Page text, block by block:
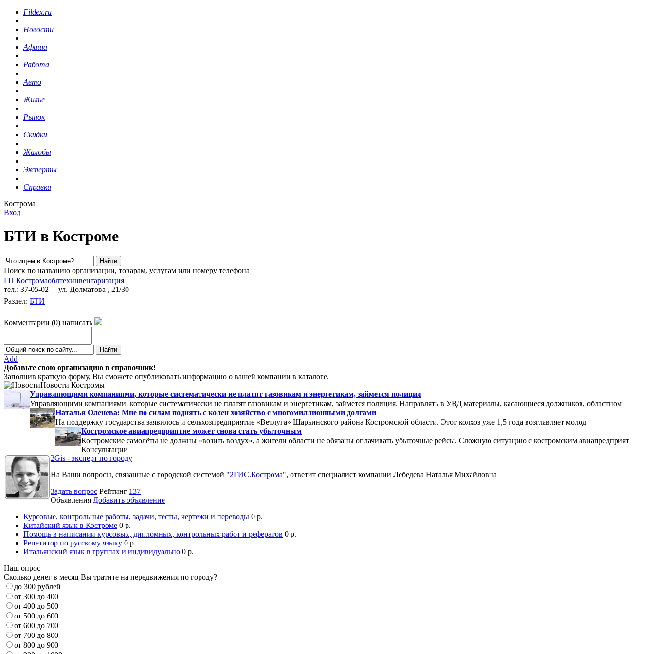
Fildex.ru
Новости
Афиша
Работа
Авто
Жилье
Рынок
Скидки
Жалобы
Эксперты
Справки
Кострома
Вход
БТИ в Костроме
Поиск по названию организации, товарам, услугам или номеру телефона
ГП Костромаоблтехинвентаризация
тел.: 37-05-02
ул. Долматова , 21/30
Раздел: БТИ
Комментарии (0) написать
Add
Добавьте свою организацию в справочник!
Заполнив краткую форму, Вы сможете опубликовать информацию о вашей компании в каталоге.
Новости Костромы
Управляющими компаниями, которые систематически не платят газовикам и энергетикам, займется полиция
Управляющими компаниями, которые систематически не платят газовикам и энергетикам, займется полиция. Направлять в УВД материалы, касающиеся должников, областном
Наталья Оленева: Мне по силам поднять с колен хозяйство с многомиллионными долгами
На поддержку государства заявилось и сельхозпредприятие «Ветлуга» Шарьинского района Костромской области. Этот колхоз уже 1,5 года возглавляет молод
Костромское авиапредприятие может снова стать убыточным
Костромские самолёты не должны «возить воздух», а жители области не обязаны оплачивать убыточные рейсы. Сложную ситуацию с костромским авиапредприят
Консультации
2Gis - эксперт по городу
На Ваши вопросы, связанные с городской системой "2ГИС.Кострома", ответит специалист компании Лебедева Наталья Михайловна
Задать вопрос Рейтинг 137
Объявления Добавить объявление
Курсовые, контрольные работы, задачи, тесты, чертежи и переводы 0 р.
Китайский язык в Костроме 0 р.
Помощь в написании курсовых, дипломных, контрольных работ и рефератов 0 р.
Репетитор по русскому языку 0 р.
Итальянский язык в группах и индивидуально 0 р.
Наш опрос
Сколько денег в месяц Вы тратите на передвижения по городу?
до 300 рублей
от 300 до 400
от 400 до 500
от 500 до 600
от 600 до 700
от 700 до 800
от 800 до 900